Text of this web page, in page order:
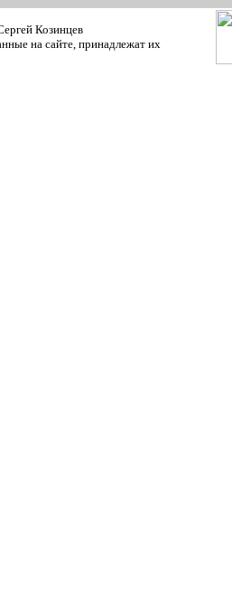
Козинцев
на сайте, принадлежат их